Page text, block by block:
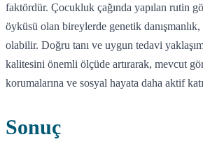
faktördür. Çocukluk çağında yapılan rutin
öyküsü olan bireylerde genetik danışmanlık,
olabilir. Doğru tanı ve uygun tedavi
kalitesini önemli ölçüde artırarak, mevcut
korumalarına ve sosyal hayata daha aktif
Sonuç